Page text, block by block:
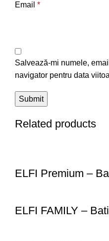
Email *
Salvează-mi numele,
navigator pentru data
Related products
ELFI Premium –
ELFI FAMILY –